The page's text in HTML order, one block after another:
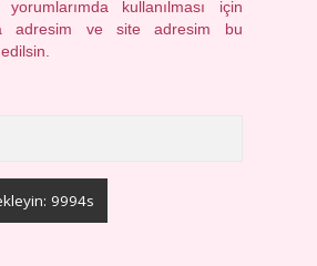
kullanılması için
adresim ve site adresim bu